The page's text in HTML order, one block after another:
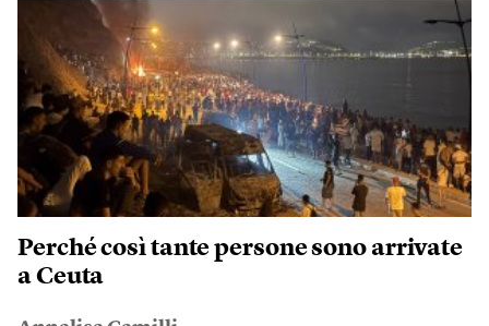
Perché così tante persone sono arrivate
a Ceuta